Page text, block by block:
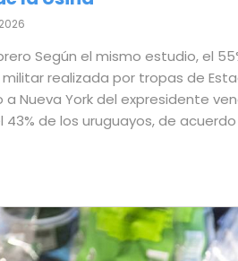
Según el mismo estudio, el
realizada por tropas de
Nueva York del expresidente
de los uruguayos, de